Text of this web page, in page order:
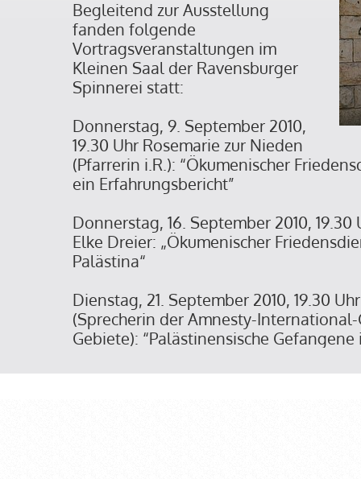
Begleitend zur Ausstellung
fanden folgende
Vortragsveranstaltungen im
Kleinen Saal der Ravensburger
Spinnerei statt:
Donnerstag, 9. September 2010,
19.30 Uhr Rosemarie zur Nieden
(Pfarrerin i.R.): “Ökumenischer
ein Erfahrungsbericht”
Donnerstag, 16. September 2010,
Elke Dreier: „Ökumenischer
Palästina“
Dienstag, 21. September 2010, 19.30
(Sprecherin der Amnesty-
Gebiete): “Palästinensische Gefangene